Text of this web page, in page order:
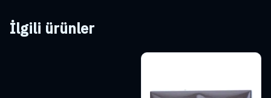
İlgili ürünler